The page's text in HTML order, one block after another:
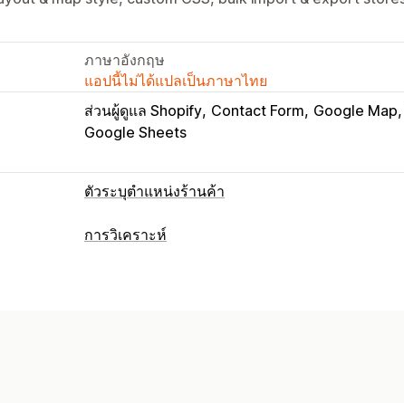
ภาษาอังกฤษ
แอปนี้ไม่ได้แปลเป็นภาษาไทย
ส่วนผู้ดูแล Shopify Contact Form Google Map
Google Sheets
ตัวระบุตำแหน่งร้านค้า
ตัวเลือกการแสดงผล
การวิเคราะห์